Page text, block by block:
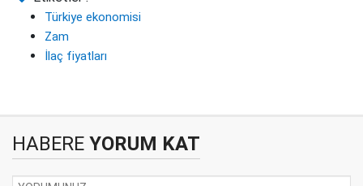
Türkiye ekonomisi
Zam
İlaç fiyatları
HABERE YORUM KAT